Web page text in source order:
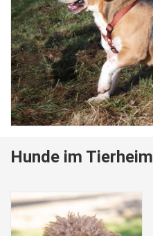
Hunde im Tierheim